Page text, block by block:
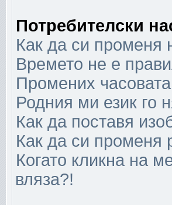
Потребителски
Как да си променя
Времето не е
Промених
Родния ми език го
Как да поставя
Как да си променя
Когато кликна на
вляза?!